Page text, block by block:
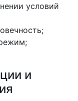
условий
и